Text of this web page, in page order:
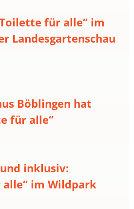
für alle“ im
Landesgartenschau
Böblingen hat
für alle“
inklusiv:
im Wildpark